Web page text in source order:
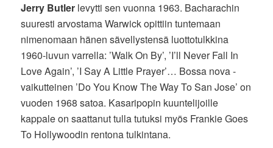
Jerry Butler levytti sen vuonna 1963. Bacharachin
suuresti arvostama Warwick opittiin tuntemaan
nimenomaan hänen sävellystensä luottotulkkina
1960-luvun varrella: ’Walk On By’, ’I’ll Never Fall In
Love Again’, ’I Say A Little Prayer’… Bossa nova -
vaikutteinen ’Do You Know The Way To San Jose’ on
vuoden 1968 satoa. Kasaripopin kuuntelijoille
kappale on saattanut tulla tutuksi myös Frankie Goes
To Hollywoodin rentona tulkintana.